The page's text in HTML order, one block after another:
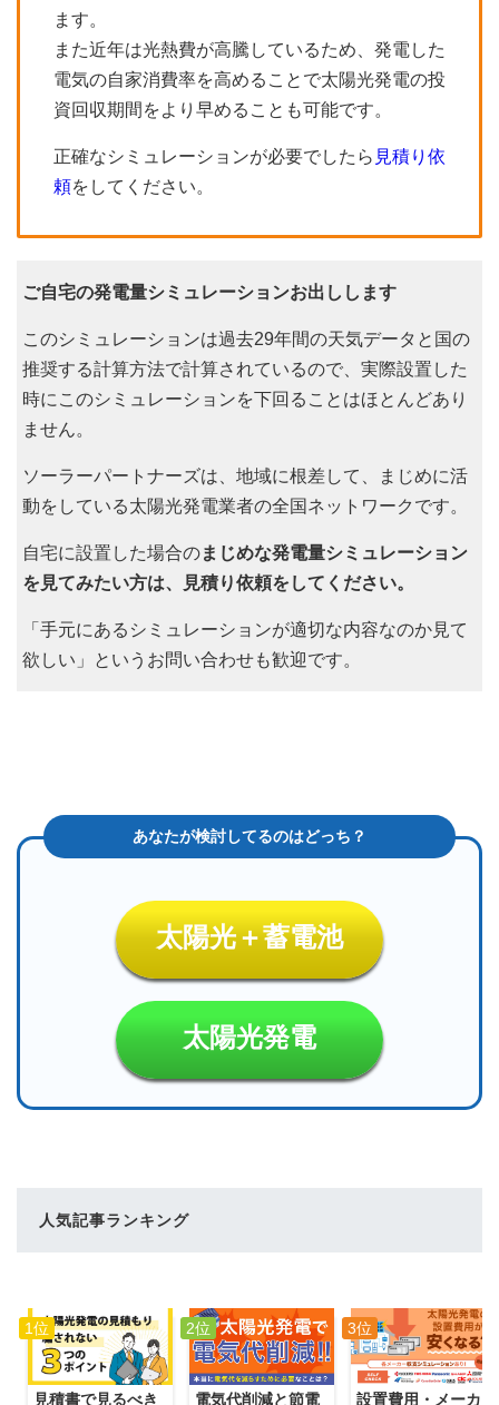
ます。
また近年は光熱費が高騰しているため、発電した
電気の自家消費率を高めることで太陽光発電の投
資回収期間をより早めることも可能です。
正確なシミュレーションが必要でしたら 見積り依
頼をしてください。
ご自宅の発電量シミュレーションお出しします
このシミュレーションは過去29年間の天気データと国の
推奨する計算方法で計算されているので、実際設置した
時にこのシミュレーションを下回ることはほとんどあり
ません。
ソーラーパートナーズは、地域に根差して、まじめに活
動をしている太陽光発電業者の全国ネットワークです。
自宅に設置した場合のまじめな発電量シミュレーション
を見てみたい方は、見積り依頼をしてください。
「手元にあるシミュレーションが適切な内容なのか見て
欲しい」というお問い合わせも歓迎です。
太陽光＋蓄電池
太陽光発電
人気記事ランキング
1位
見積書で見るべき
2位
電気代削減と節電
3位
設置費用・メーカ